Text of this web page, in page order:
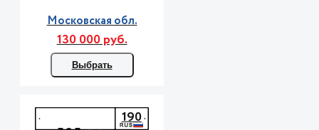
Московская обл.
130 000 руб.
Выбрать
190